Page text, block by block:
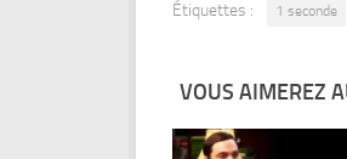
Étiquettes : 1 seconde
VOUS AIMEREZ